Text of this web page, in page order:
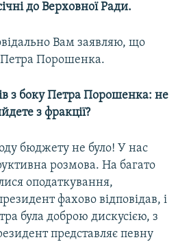
до Верховної Ради.
Вам заявляю, що
Петра Порошенка.
з боку Петра Порошенка: не
з фракції?
бюджету не було! У нас
розмова. На багато
оподаткування,
фахово відповідав, і
була доброю дискусією, з
представляє певну